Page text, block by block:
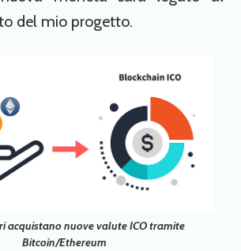
del mio progetto.
acquistano nuove valute ICO tramite
Bitcoin/Ethereum